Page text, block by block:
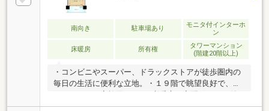
南向き 駐車場あり
モニタ付インターホ
ン
床暖房 所有権
タワーマンション
(階建20階以上)
・コンビニやスーパー、ドラックストアが徒歩圏内の
毎日の生活に便利な立地。・１９階で眺望良好で、明
きの充実設備・ウォークインクローゼットもあり、荷